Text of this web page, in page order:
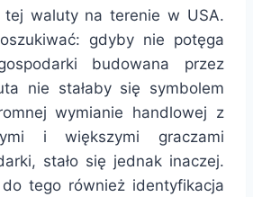
tej waluty na terenie w USA.
gdyby nie potęga
budowana przez
nie stałaby się symbolem
wymianie handlowej z
i większymi graczami
stało się jednak inaczej.
do tego również identyfikacja